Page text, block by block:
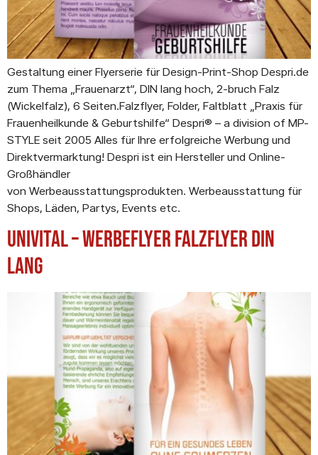
Gestaltung einer Flyerserie für Design-Print-Shop Despri.de
zum Thema „Frauenarzt“, DIN lang hoch, 2-bruch Falz
(Wickelfalz), 6 Seiten.Falzflyer, Folder, Faltblatt „Praxis für
Frauenheilkunde & Geburtshilfe“ Despri® – a division of MP-
STYLE seit 2005 Alles für Ihre erfolgreiche Werbung und
Direktvermarktung! Despri ist ein Hersteller und Online-
Großhändler
von Werbeausstattungsprodukten. Werbeausstattung für
Shops, Läden, Partys, Events etc.
Univital – Werbeflyer Falzflyer DIN
Lang